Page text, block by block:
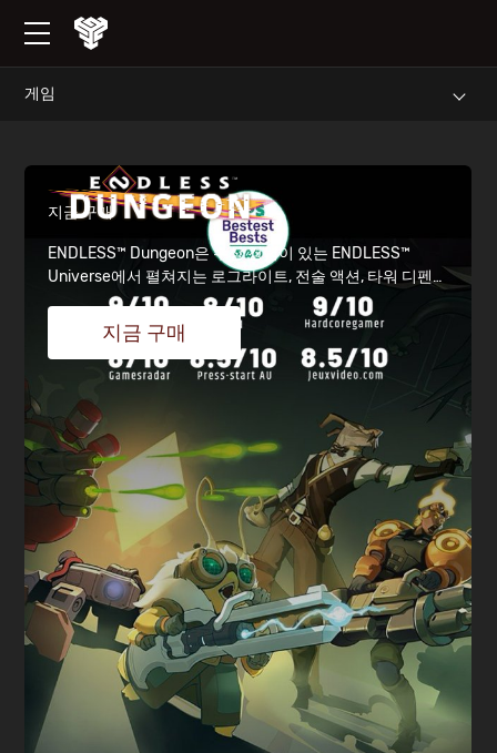
게임
지금 구매
ENDLESS™ Dungeon은 수상 경력이 있는 ENDLESS™
Universe에서 펼쳐지는 로그라이트, 전술 액션, 타워 디펜스
의 독특한 조합입니다. 혼자 또는 협동으로 친구들과 함께
버려진 우주 정거장에 뛰어들고, 난파된 영웅들로 구성된 팀
을 모집하고, 끝없는 괴물의 파도로부터 크리스탈을 보호하
세요... 아니면 죽으려고 노력하고, 재장전하고, 다시 시도하
지금 구매